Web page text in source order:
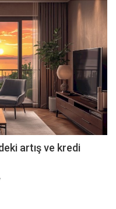
artış ve kredi